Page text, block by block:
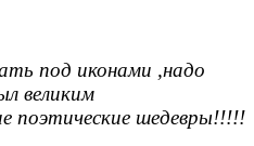
под иконами ,надо
великим
поэтические шедевры!!!!!